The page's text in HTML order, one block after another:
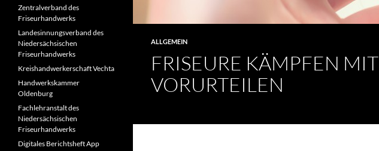
ALLGEMEIN
FRISEURE KÄMPFEN MIT
VORURTEILEN
Zentralverband des
Friseurhandwerks
Landesinnungsverband des
Niedersächsischen
Friseurhandwerks
Kreishandwerkerschaft Vechta
Handwerkskammer
Oldenburg
Fachlehranstalt des
Niedersächsischen
Friseurhandwerks
Digitales Berichtsheft App